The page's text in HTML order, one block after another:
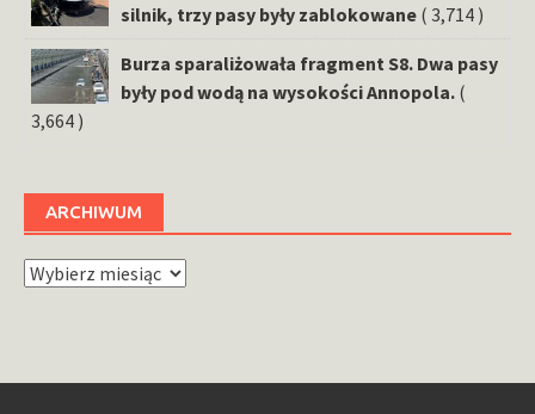
silnik, trzy pasy były zablokowane ( 3,714 )
Burza sparaliżowała fragment S8. Dwa pasy
były pod wodą na wysokości Annopola. (
3,664 )
ARCHIWUM
Archiwum